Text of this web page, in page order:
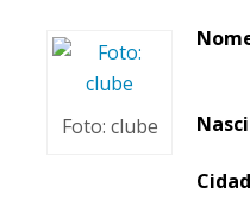
Foto: clube